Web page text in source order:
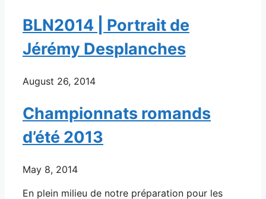
BLN2014 | Portrait de
Jérémy Desplanches
August 26, 2014
Championnats romands
d’été 2013
May 8, 2014
En plein milieu de notre préparation pour les